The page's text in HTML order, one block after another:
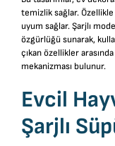
temizlik sağlar.
uyum sağlar. Şarjlı
özgürlüğü sunarak,
çıkan özellikler
mekanizması bulunur.
Evcil
Şarjlı